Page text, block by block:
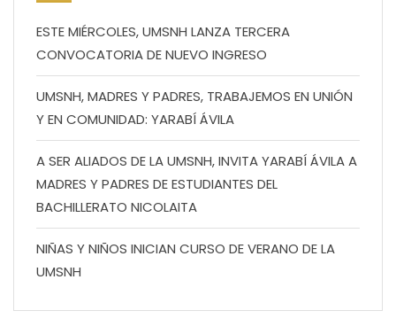
ESTE MIÉRCOLES, UMSNH LANZA TERCERA
CONVOCATORIA DE NUEVO INGRESO
UMSNH, MADRES Y PADRES, TRABAJEMOS EN UNIÓN
Y EN COMUNIDAD: YARABÍ ÁVILA
A SER ALIADOS DE LA UMSNH, INVITA YARABÍ ÁVILA A
MADRES Y PADRES DE ESTUDIANTES DEL
BACHILLERATO NICOLAITA
NIÑAS Y NIÑOS INICIAN CURSO DE VERANO DE LA
UMSNH